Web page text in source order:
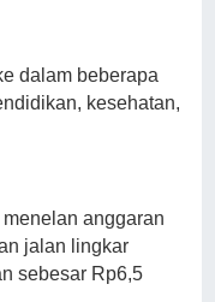
dalam beberapa
kesehatan,
anggaran
jalan lingkar
sebesar Rp6,5